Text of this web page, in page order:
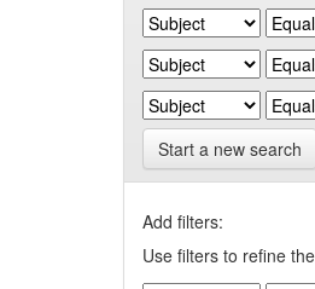
Start a new search
Add filters:
Use filters to refine